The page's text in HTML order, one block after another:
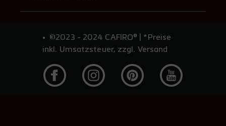
©2023 - 2024 CAFIRO® | *Preise
inkl. Umsatzsteuer, zzgl. Versand